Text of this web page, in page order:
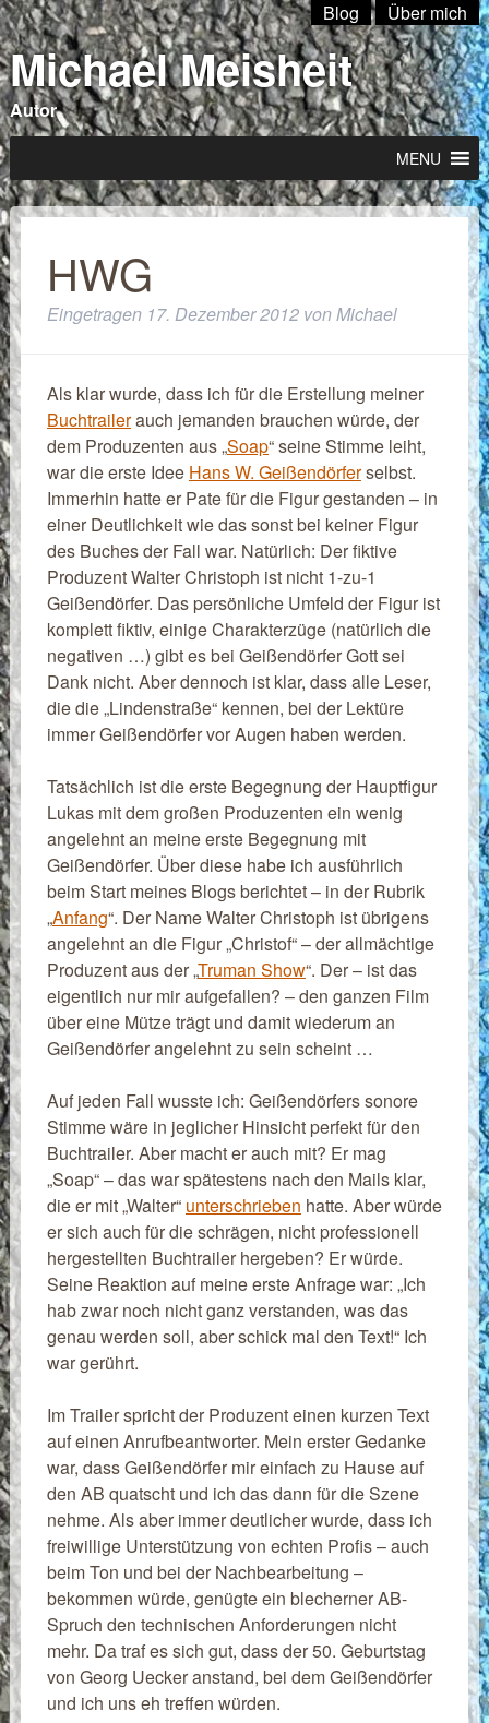
Blog Über mich
Michael Meisheit
Autor
MENU
HWG
Eingetragen 17. Dezember 2012 vonMichael
Als klar wurde, dass ich für die Erstellung meiner
Buchtrailerauch jemanden brauchen würde, der
dem Produzenten aus „Soap“ seine Stimme leiht,
war die erste Idee Hans W. Geißendörferselbst.
Immerhin hatte er Pate für die Figur gestanden – in
einer Deutlichkeit wie das sonst bei keiner Figur
des Buches der Fall war. Natürlich: Der fiktive
Produzent Walter Christoph ist nicht 1-zu-1
Geißendörfer. Das persönliche Umfeld der Figur ist
komplett fiktiv, einige Charakterzüge (natürlich die
negativen …) gibt es bei Geißendörfer Gott sei
Dank nicht. Aber dennoch ist klar, dass alle Leser,
die die „Lindenstraße“ kennen, bei der Lektüre
immer Geißendörfer vor Augen haben werden.
Tatsächlich ist die erste Begegnung der Hauptfigur
Lukas mit dem großen Produzenten ein wenig
angelehnt an meine erste Begegnung mit
Geißendörfer. Über diese habe ich ausführlich
beim Start meines Blogs berichtet – in der Rubrik
„Anfang“. Der Name Walter Christoph ist übrigens
angelehnt an die Figur „Christof“ – der allmächtige
Produzent aus der „Truman Show“. Der – ist das
eigentlich nur mir aufgefallen? – den ganzen Film
über eine Mütze trägt und damit wiederum an
Geißendörfer angelehnt zu sein scheint …
Auf jeden Fall wusste ich: Geißendörfers sonore
Stimme wäre in jeglicher Hinsicht perfekt für den
Buchtrailer. Aber macht er auch mit? Er mag
„Soap“ – das war spätestens nach den Mails klar,
die er mit „Walter“ unterschrieben hatte. Aber würde
er sich auch für die schrägen, nicht professionell
hergestellten Buchtrailer hergeben? Er würde.
Seine Reaktion auf meine erste Anfrage war: „Ich
hab zwar noch nicht ganz verstanden, was das
genau werden soll, aber schick mal den Text!“ Ich
war gerührt.
Im Trailer spricht der Produzent einen kurzen Text
auf einen Anrufbeantworter. Mein erster Gedanke
war, dass Geißendörfer mir einfach zu Hause auf
den AB quatscht und ich das dann für die Szene
nehme. Als aber immer deutlicher wurde, dass ich
freiwillige Unterstützung von echten Profis – auch
beim Ton und bei der Nachbearbeitung –
bekommen würde, genügte ein blecherner AB-
Spruch den technischen Anforderungen nicht
mehr. Da traf es sich gut, dass der 50. Geburtstag
von Georg Uecker anstand, bei dem Geißendörfer
und ich uns eh treffen würden.